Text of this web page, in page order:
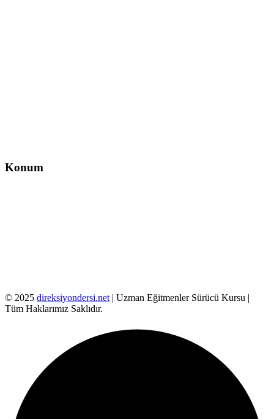
Konum
© 2025 direksiyondersi.net | Uzman Eğitmenler Sürücü Kursu |
Tüm Haklarımız Saklıdır.